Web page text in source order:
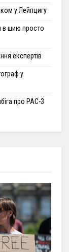
у Лейпцигу
в шию просто
експертів
у
про PAC-3